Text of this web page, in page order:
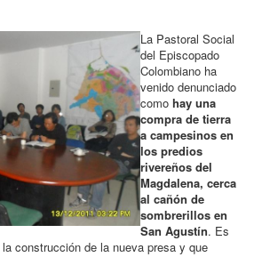
La Pastoral Social
del Episcopado
Colombiano ha
venido denunciado
como hay una
compra de tierra
a campesinos en
los predios
rivereños del
Magdalena, cerca
al cañón de
sombrerillos en
San Agustín. Es
construcción de la nueva presa y que